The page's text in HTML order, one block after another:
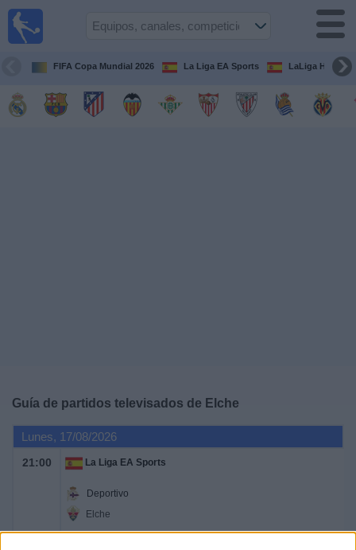
FIFA Copa Mundial 2026 La Liga EA Sports LaLiga
Guía de partidos televisados de Elche
Lunes, 17/08/2026
21:00 La Liga EA Sports
Deportivo
Elche
Guía de
Televisados
Noticias